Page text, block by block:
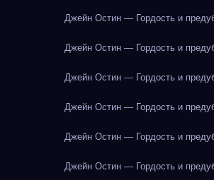
Джейн Остин — Гордость и
Джейн Остин — Гордость и
Джейн Остин — Гордость и
Джейн Остин — Гордость и
Джейн Остин — Гордость и
Джейн Остин — Гордость и